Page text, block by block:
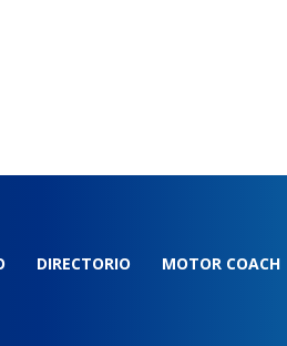
DIRECTORIO MOTOR COACH